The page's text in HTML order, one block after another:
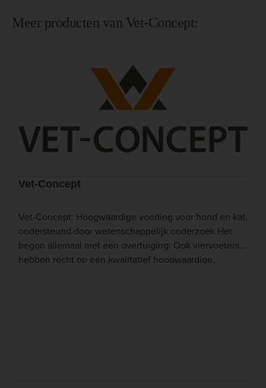
Meer producten van Vet-Concept:
Vet-Concept
Vet-Concept: Hoogwaardige voeding voor hond en kat,
ondersteund door wetenschappelijk onderzoek Het
begon allemaal met een overtuiging: Ook viervoeters
hebben recht op een kwalitatief hoogwaardige,